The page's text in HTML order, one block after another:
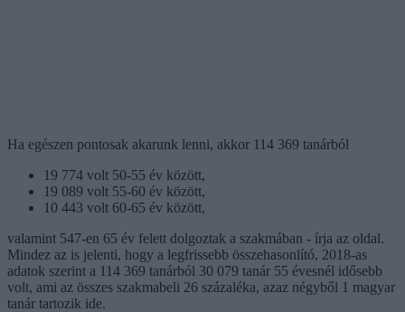
Ha egészen pontosak akarunk lenni, akkor 114 369 tanárból
19 774 volt 50-55 év között,
19 089 volt 55-60 év között,
10 443 volt 60-65 év között,
valamint 547-en 65 év felett dolgoztak a szakmában - írja az oldal.
Mindez az is jelenti, hogy a legfrissebb összehasonlító, 2018-as
adatok szerint a 114 369 tanárból 30 079 tanár 55 évesnél idősebb
volt, ami az összes szakmabeli 26 százaléka, azaz négyből 1 magyar
tanár tartozik ide.